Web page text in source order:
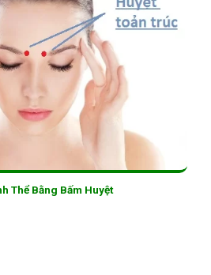
Thể Bằng Bấm Huyệt